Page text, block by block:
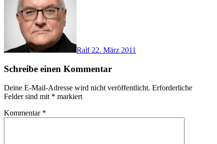
Ralf 22. März 2011
Schreibe einen Kommentar
Deine E-Mail-Adresse wird nicht veröffentlicht. Erforderliche
Felder sind mit * markiert
Kommentar *